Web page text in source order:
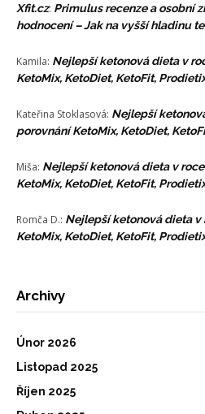
Xfit.cz: Primulus recenze a osobní
hodnocení – Jak na vyšší hladinu
Kamila: Nejlepší ketonová dieta v
KetoMix, KetoDiet, KetoFit,
Kateřina Stoklasová: Nejlepší
porovnání KetoMix, KetoDiet,
Miša: Nejlepší ketonová dieta v
KetoMix, KetoDiet, KetoFit,
Romča D.: Nejlepší ketonová dieta v
KetoMix, KetoDiet, KetoFit,
Archivy
Únor 2026
Listopad 2025
Říjen 2025